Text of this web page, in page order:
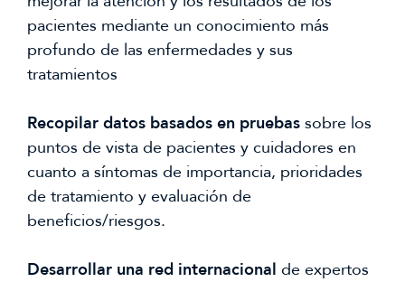
pacientes mediante un conocimiento más
profundo de las enfermedades y sus
tratamientos
Recopilar datos basados en pruebas sobre los
puntos de vista de pacientes y cuidadores en
cuanto a síntomas de importancia, prioridades
de tratamiento y evaluación de
beneficios/riesgos.
Desarrollar una red internacional de expertos